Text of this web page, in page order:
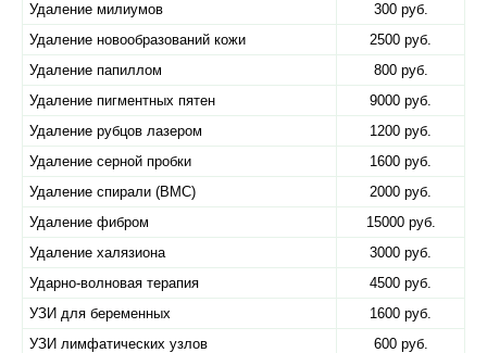
Удаление милиумов
300 руб.
Удаление новообразований кожи
2500 руб.
Удаление папиллом
800 руб.
Удаление пигментных пятен
9000 руб.
Удаление рубцов лазером
1200 руб.
Удаление серной пробки
1600 руб.
Удаление спирали (ВМС)
2000 руб.
Удаление фибром
15000 руб.
Удаление халязиона
3000 руб.
Ударно-волновая терапия
4500 руб.
УЗИ для беременных
1600 руб.
УЗИ лимфатических узлов
600 руб.